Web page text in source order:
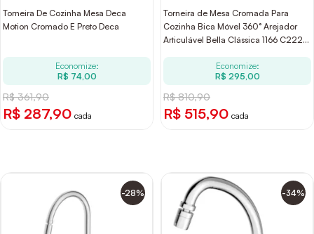
Torneira De Cozinha Mesa Deca
Motion Cromado E Preto Deca
Economize:
R$ 74,00
R$ 361,90
R$ 287,90 cada
Torneira de Mesa Cromada Para
Cozinha Bica Móvel 360° Arejador
Articulável Bella Clássica 1166 C222
Economize:
R$ 295,00
R$ 810,90
R$ 515,90 cada
-28% -34%